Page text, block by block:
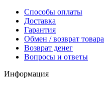
Способы оплаты
Доставка
Гарантия
Обмен / возврат товара
Возврат денег
Вопросы и ответы
Информация